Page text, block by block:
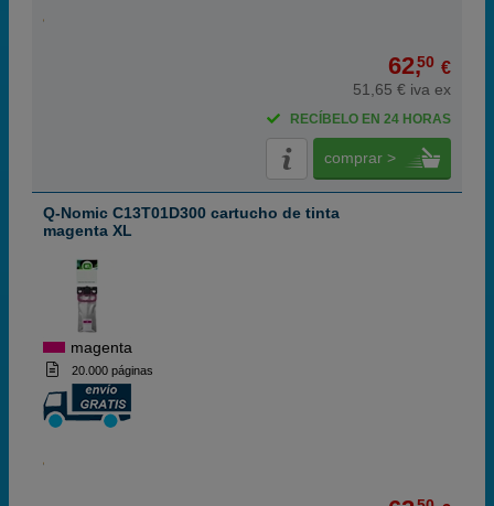
62,50 €
51,65 € iva ex
RECÍBELO EN 24 HORAS
comprar >
Q-Nomic C13T01D300 cartucho de tinta
magenta XL
magenta
20.000 páginas